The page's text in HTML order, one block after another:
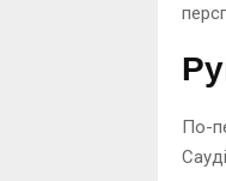
По-